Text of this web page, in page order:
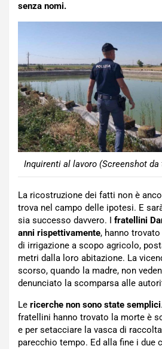
senza nomi.
Inquirenti al lavoro (Screenshot
La ricostruzione dei fatti non è
trova nel campo delle ipotesi. E
sia successo davvero. I fratellini
anni rispettivamente, hanno
di irrigazione a scopo agricolo,
metri dalla loro abitazione. La
scorso, quando la madre, non
denunciato la scomparsa alle
Le ricerche non sono state semplici
fratellini hanno trovato la morte è
e per setacciare la vasca di
parecchio tempo. Ed alla fine i due